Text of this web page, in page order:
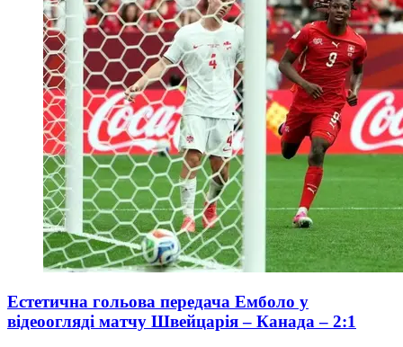
Естетична гольова передача Емболо у
відеоогляді матчу Швейцарія – Канада – 2:1